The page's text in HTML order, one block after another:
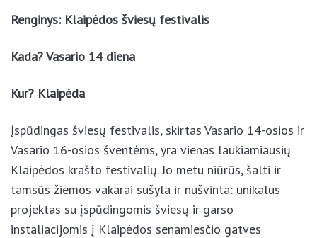
Renginys: Klaipėdos šviesų festivalis
Kada? Vasario 14 diena
Kur? Klaipėda
Įspūdingas šviesų festivalis, skirtas Vasario 14-osios ir
Vasario 16-osios šventėms, yra vienas laukiamiausių
Klaipėdos krašto festivalių. Jo metu niūrūs, šalti ir
tamsūs žiemos vakarai sušyla ir nušvinta: unikalus
projektas su įspūdingomis šviesų ir garso
instaliacijomis į Klaipėdos senamiesčio gatves